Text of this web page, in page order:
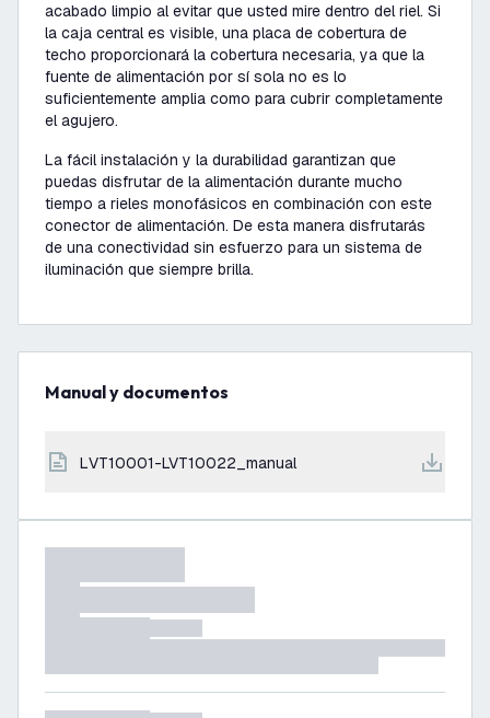
acabado limpio al evitar que usted mire dentro del riel. Si
la caja central es visible, una placa de cobertura de
techo proporcionará la cobertura necesaria, ya que la
fuente de alimentación por sí sola no es lo
suficientemente amplia como para cubrir completamente
el agujero.
La fácil instalación y la durabilidad garantizan que
puedas disfrutar de la alimentación durante mucho
tiempo a rieles monofásicos en combinación con este
conector de alimentación. De esta manera disfrutarás
de una conectividad sin esfuerzo para un sistema de
iluminación que siempre brilla.
Manual y documentos
LVT10001-LVT10022_manual